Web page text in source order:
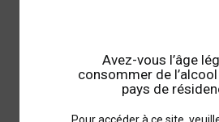
Avez-vous l’âge
consommer de
pays de
Pour accéder à ce site,